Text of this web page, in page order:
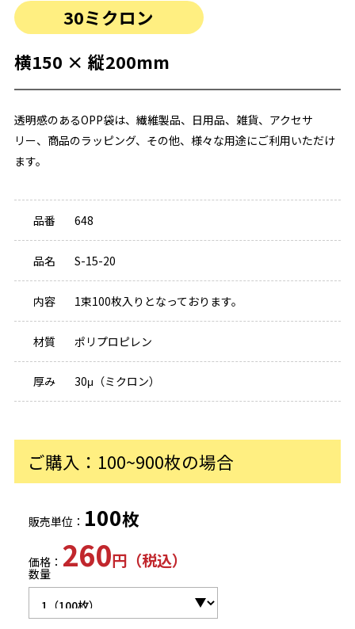
30ミクロン
横150 × 縦200mm
透明感のあるOPP袋は、繊維製品、日用品、雑貨、アクセサ
リー、商品のラッピング、その他、様々な用途にご利用いただけ
ます。
品番 648
品名 S-15-20
内容 1束100枚入りとなっております。
材質 ポリプロピレン
厚み 30μ（ミクロン）
ご購入：100~900枚の場合
販売単位： 100枚
価格： 260円（税込）
数量